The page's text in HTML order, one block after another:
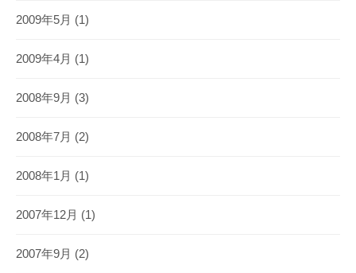
2009年5月 (1)
2009年4月 (1)
2008年9月 (3)
2008年7月 (2)
2008年1月 (1)
2007年12月 (1)
2007年9月 (2)